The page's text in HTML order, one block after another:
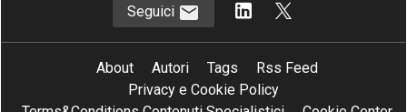
Seguici
About Autori Tags
Rss Feed
Privacy e Cookie Policy